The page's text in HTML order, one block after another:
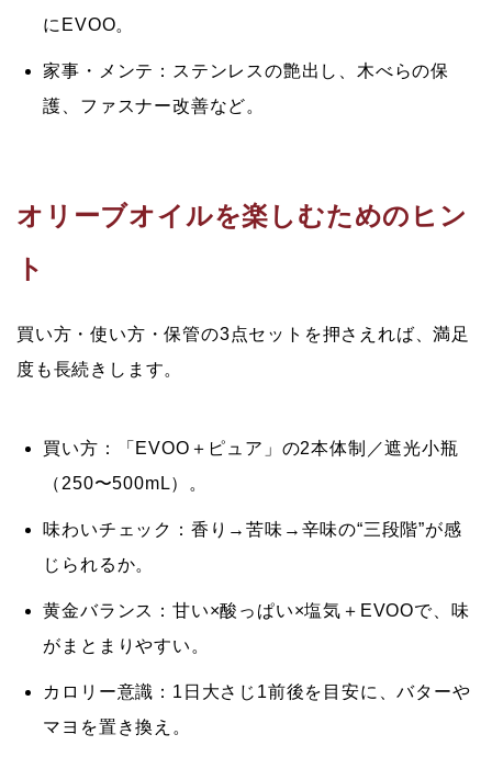
にEVOO。
家事・メンテ： ステンレスの艶出し、木べらの保
護、ファスナー改善など。
オリーブオイルを楽しむためのヒン
ト
買い方・使い方・保管の3点セット を押さえれば、満足
度も長続きします。
買い方：
「EVOO＋ピュア」の2本体制／遮光小瓶
（250〜500mL）。
味わいチェック： 香り→苦味→辛味の“三段階”が感
じられるか。
黄金バランス： 甘い×酸っぱい×塩気＋EVOOで、味
がまとまりやすい。
カロリー意識： 1日大さじ1前後を目安に、バターや
マヨを置き換え。